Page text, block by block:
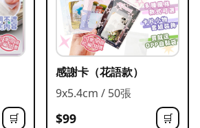
🛒
感謝卡（花語款）
9x5.4cm / 50張
$99 🛒